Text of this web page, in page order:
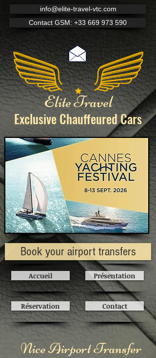
info@elite-travel-vtc.com
Contact GSM: +33 669 973 590
Elite Travel
Exclusive ChauffeuredCars
Book your airport transfers
Accueil
Réservation
Présentation
Contact
Nice Airport Transfer